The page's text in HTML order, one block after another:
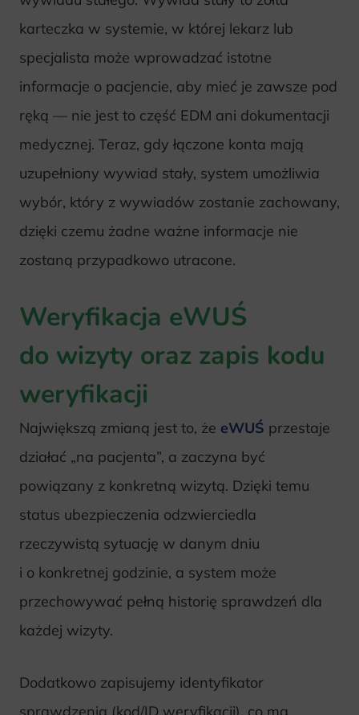
karteczka w systemie, w której lekarz lub
specjalista może wprowadzać istotne
informacje o pacjencie, aby mieć je zawsze pod
ręką — nie jest to część EDM ani dokumentacji
medycznej. Teraz, gdy łączone konta mają
uzupełniony wywiad stały, system umożliwia
wybór, który z wywiadów zostanie zachowany,
dzięki czemu żadne ważne informacje nie
zostaną przypadkowo utracone.
Weryfikacja eWUŚ
do wizyty oraz zapis kodu
weryfikacji
Największą zmianą jest to, że eWUŚ przestaje
działać „na pacjenta”, a zaczyna być
powiązany z konkretną wizytą. Dzięki temu
status ubezpieczenia odzwierciedla
rzeczywistą sytuację w danym dniu
i o konkretnej godzinie, a system może
przechowywać pełną historię sprawdzeń dla
każdej wizyty.
Dodatkowo zapisujemy identyfikator